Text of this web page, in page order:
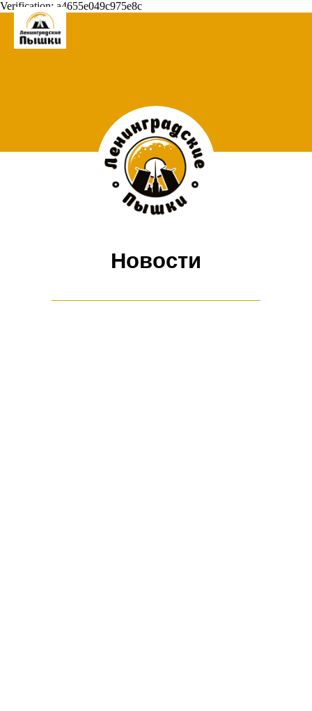
Verification: a4655e049c975e8c
Новости